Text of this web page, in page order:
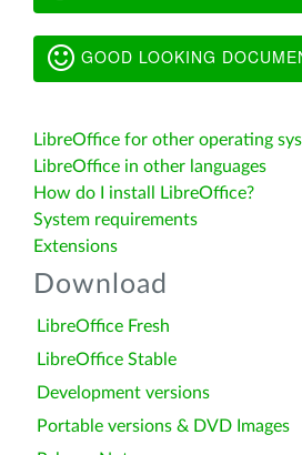
GOOD LOOKING
LibreOffice for other operating
LibreOffice in other languages
How do I install LibreOffice?
System requirements
Extensions
Download
LibreOffice Fresh
LibreOffice Stable
Development versions
Portable versions & DVD Images